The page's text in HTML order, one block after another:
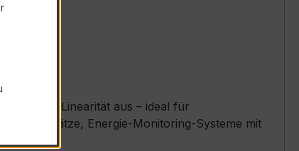
Linearität aus – ideal für
Messplätze, Energie-Monitoring-Systeme mit